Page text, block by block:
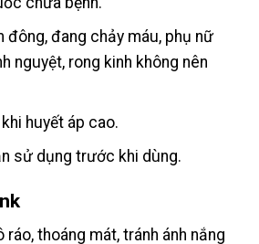
đông, đang chảy máu, phụ nữ
nguyệt, rong kinh không nên
huyết áp cao.
sử dụng trước khi dùng.
ráo, thoáng mát, tránh ánh nắng